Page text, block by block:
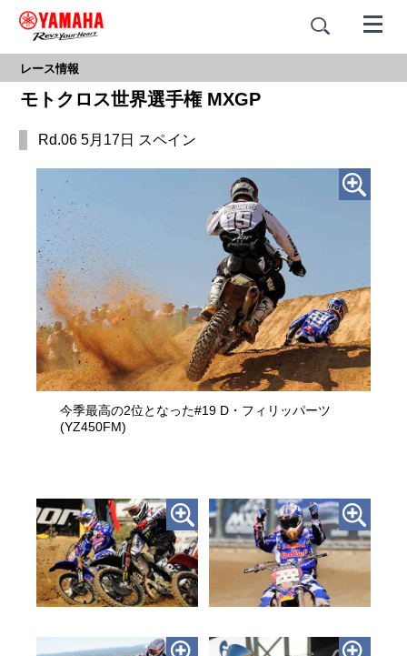
レース情報
モトクロス世界選手権 MXGP
Rd.06 5月17日 スペイン
今季最高の2位となった#19 D・フィリッパーツ
(YZ450FM)